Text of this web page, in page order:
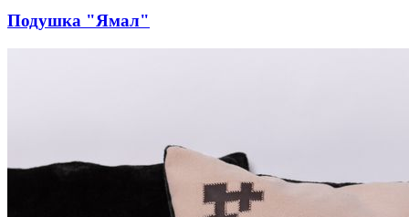
Подушка "Ямал"